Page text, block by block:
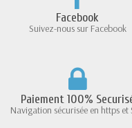
Facebook
Suivez-nous sur Facebook
Paiement 100%
Navigation sécurisée en https et